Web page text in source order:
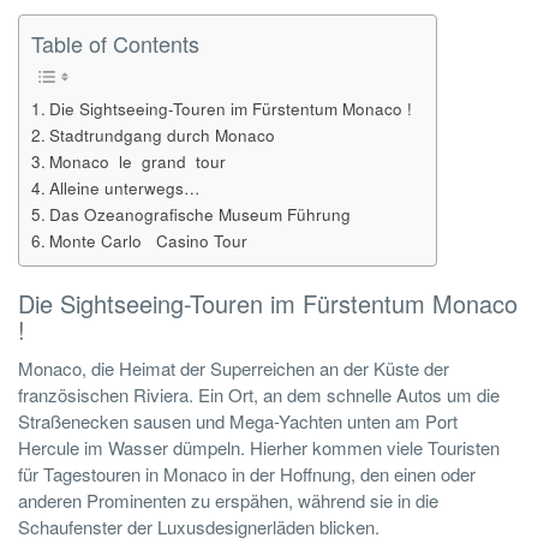
Table of Contents
Die Sightseeing-Touren im Fürstentum Monaco !
Stadtrundgang durch Monaco
Monaco le grand tour
Alleine unterwegs…
Das Ozeanografische Museum Führung
Monte Carlo Casino Tour
Die Sightseeing-Touren im Fürstentum Monaco
!
Monaco, die Heimat der Superreichen an der Küste der
französischen Riviera. Ein Ort, an dem schnelle Autos um die
Straßenecken sausen und Mega-Yachten unten am Port
Hercule im Wasser dümpeln. Hierher kommen viele Touristen
für Tagestouren in Monaco in der Hoffnung, den einen oder
anderen Prominenten zu erspähen, während sie in die
Schaufenster der Luxusdesignerläden blicken.